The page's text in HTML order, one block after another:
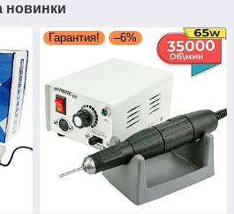
новинки
Гарантия! –6%